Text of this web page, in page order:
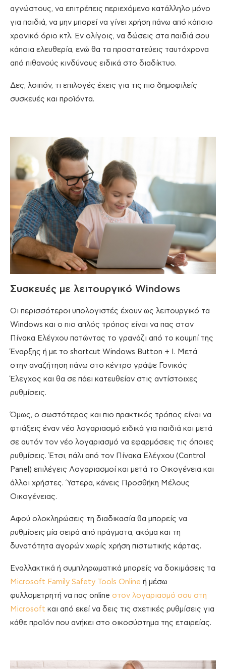
αγνώστους, να επιτρέπεις περιεχόμενο κατάλληλο μόνο
για παιδιά, να μην μπορεί να γίνει χρήση πάνω από κάποιο
χρονικό όριο κτλ. Εν ολίγοις, να δώσεις στα παιδιά σου
κάποια ελευθερία, ενώ θα τα προστατεύεις ταυτόχρονα
από πιθανούς κινδύνους ειδικά στο διαδίκτυο.
Δες, λοιπόν, τι επιλογές έχεις για τις πιο δημοφιλείς
συσκευές και προϊόντα.
Συσκευές με λειτουργικό Windows
Οι περισσότεροι υπολογιστές έχουν ως λειτουργικό τα
Windows και ο πιο απλός τρόπος είναι να πας στον
Πίνακα Ελέγχου πατώντας το γρανάζι από το κουμπί της
Έναρξης ή με το shortcut Windows Button + I. Μετά
στην αναζήτηση πάνω στο κέντρο γράψε Γονικός
Έλεγχος και θα σε πάει κατευθείαν στις αντίστοιχες
ρυθμίσεις.
Όμως, ο σωστότερος και πιο πρακτικός τρόπος είναι να
φτιάξεις έναν νέο λογαριασμό ειδικά για παιδιά και μετά
σε αυτόν τον νέο λογαριασμό να εφαρμόσεις τις όποιες
ρυθμίσεις. Έτσι, πάλι από τον Πίνακα Ελέγχου (Control
Panel) επιλέγεις Λογαριασμοί και μετά το Οικογένεια και
άλλοι χρήστες. Ύστερα, κάνεις Προσθήκη Μέλους
Οικογένειας.
Αφού ολοκληρώσεις τη διαδικασία θα μπορείς να
ρυθμίσεις μία σειρά από πράγματα, ακόμα και τη
δυνατότητα αγορών χωρίς χρήση πιστωτικής κάρτας.
Εναλλακτικά ή συμπληρωματικά μπορείς να δοκιμάσεις τα
Microsoft Family Safety Tools Online ή μέσω
φυλλομετρητή να πας online στον λογαριασμό σου στη
Microsoft και από εκεί να δεις τις σχετικές ρυθμίσεις για
κάθε προϊόν που ανήκει στο οικοσύστημα της εταιρείας.